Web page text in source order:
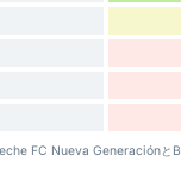
FC Nueva Generaciónと